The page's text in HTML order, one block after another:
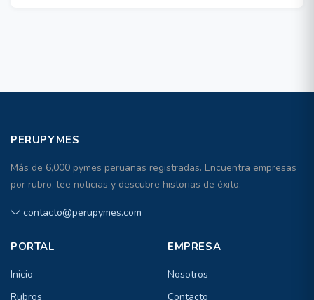
PERUPYMES
Más de 6,000 pymes peruanas registradas. Encuentra empresas
por rubro, lee noticias y descubre historias de éxito.
contacto@perupymes.com
PORTAL
Inicio
Rubros
EMPRESA
Nosotros
Contacto